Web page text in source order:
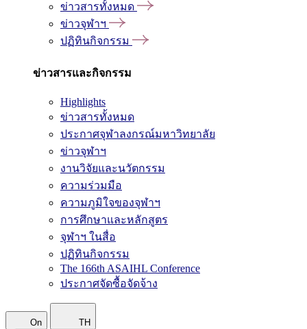
ข่าวสารทั้งหมด
ข่าวจุฬาฯ
ปฏิทินกิจกรรม
ข่าวสารและกิจกรรม
Highlights
ข่าวสารทั้งหมด
ประกาศจุฬาลงกรณ์มหาวิทยาลัย
ข่าวจุฬาฯ
งานวิจัยและนวัตกรรม
ความร่วมมือ
ความภูมิใจของจุฬาฯ
การศึกษาและหลักสูตร
จุฬาฯ ในสื่อ
ปฏิทินกิจกรรม
The 166th ASAIHL Conference
ประกาศจัดซื้อจัดจ้าง
On TH